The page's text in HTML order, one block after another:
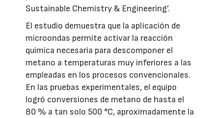
Sustainable Chemistry & Engineering’.
El estudio demuestra que la aplicación de
microondas permite activar la reacción
química necesaria para descomponer el
metano a temperaturas muy inferiores a las
empleadas en los procesos convencionales.
En las pruebas experimentales, el equipo
logró conversiones de metano de hasta el
80 % a tan solo 500 °C, aproximadamente la